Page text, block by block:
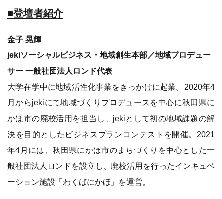
■登壇者紹介
金子 晃輝
jekiソーシャルビジネス・地域創生本部／地域プロデュー
サー 一般社団法人ロンド代表
大学在学中に地域活性化事業をきっかけに起業。2020年4
月からjekiにて地域づくりプロデュースを中心に秋田県に
かほ市の廃校活用を担当し、jekiとして初の地域課題の解
決を目的としたビジネスプランコンテストを開催。2021
年4月には、秋田県にかほ市のまちづくりを中心とした一
般社団法人ロンドを設立し、廃校活用を行ったインキュベ
ーション施設「わくばにかほ」を運営。